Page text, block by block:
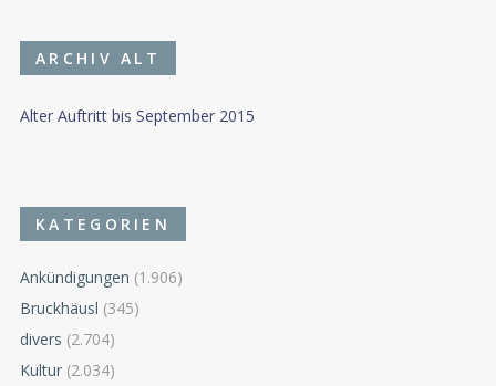
ARCHIV ALT
Alter Auftritt bis September 2015
KATEGORIEN
Ankündigungen (1.906)
Bruckhäusl (345)
divers (2.704)
Kultur (2.034)